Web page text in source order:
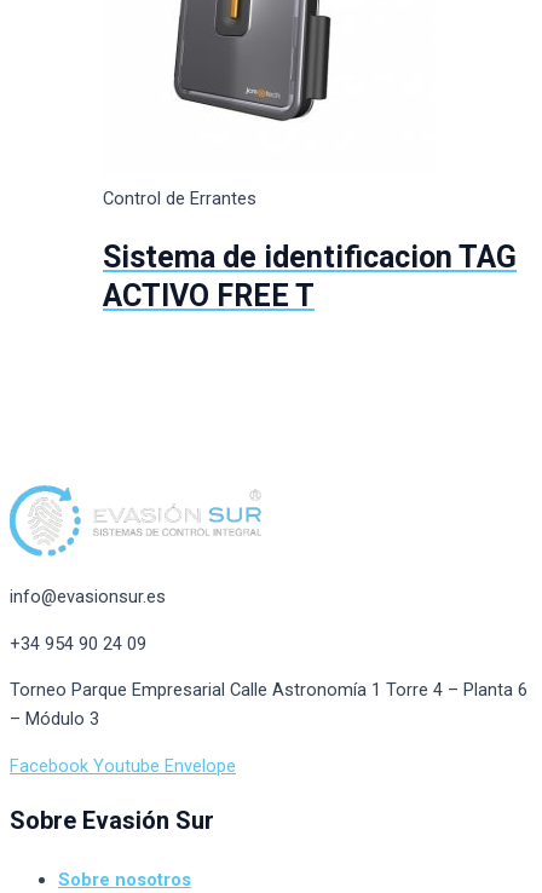
Control de Errantes
Sistema de identificacion TAG
ACTIVO FREE T
info@evasionsur.es
+34 954 90 24 09
Torneo Parque Empresarial Calle Astronomía 1 Torre 4 – Planta 6
– Módulo 3
Facebook Youtube Envelope
Sobre Evasión Sur
Sobre nosotros